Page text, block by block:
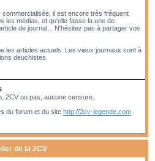
commercialisée, il est encore très fréquent
les médias, et qu'elle fasse la une de
de journal... N'hésitez pas à partager vos
les articles actuels. Les vieux journaux sont à
deuchistes.
2CV ou pas, aucune censure.
du forum et du site http://2cv-legende.com
de la 2CV